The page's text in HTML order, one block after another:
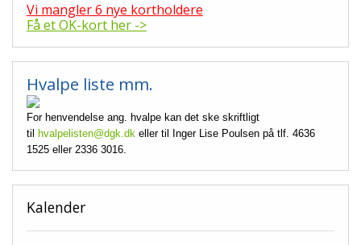
Vi mangler 6 nye kortholdere
Få et OK-kort her ->
Hvalpe liste mm.
For henvendelse ang. hvalpe kan det ske skriftligt
til hvalpelisten@dgk.dk eller til Inger Lise Poulsen på tlf. 4636
1525 eller 2336 3016.
Kalender